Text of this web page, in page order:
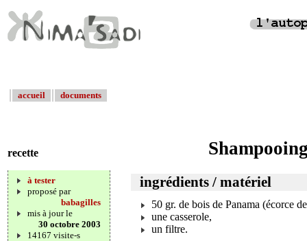
accueil documents
recette
à tester
proposé par
babagilles
mis à jour le
30 octobre 2003
14167 visite-s
ingrédients / matériel
50 gr. de bois de Panama (écorce
une casserole,
un filtre.